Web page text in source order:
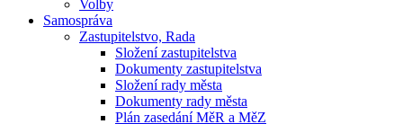
Volby
Samospráva
Zastupitelstvo, Rada
Složení zastupitelstva
Dokumenty zastupitelstva
Složení rady města
Dokumenty rady města
Plán zasedání MěR a MěZ